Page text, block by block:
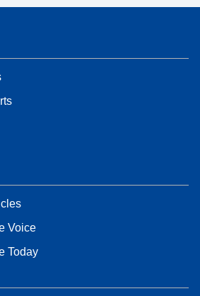
Voice
Today